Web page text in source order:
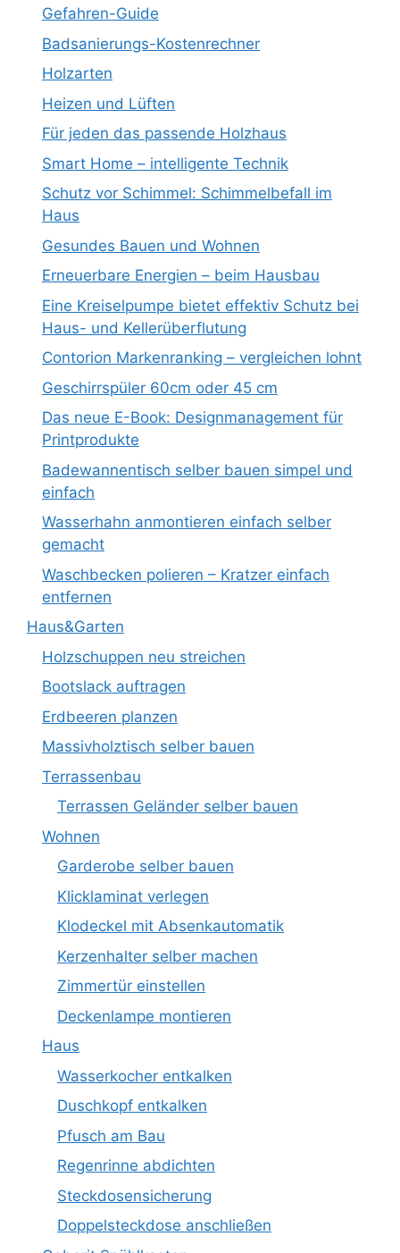
Gefahren-Guide
Badsanierungs-Kostenrechner
Holzarten
Heizen und Lüften
Für jeden das passende Holzhaus
Smart Home – intelligente Technik
Schutz vor Schimmel: Schimmelbefall im
Haus
Gesundes Bauen und Wohnen
Erneuerbare Energien – beim Hausbau
Eine Kreiselpumpe bietet effektiv Schutz bei
Haus- und Kellerüberflutung
Contorion Markenranking – vergleichen lohnt
Geschirrspüler 60cm oder 45 cm
Das neue E-Book: Designmanagement für
Printprodukte
Badewannentisch selber bauen simpel und
einfach
Wasserhahn anmontieren einfach selber
gemacht
Waschbecken polieren – Kratzer einfach
entfernen
Haus&Garten
Holzschuppen neu streichen
Bootslack auftragen
Erdbeeren planzen
Massivholztisch selber bauen
Terrassenbau
Terrassen Geländer selber bauen
Wohnen
Garderobe selber bauen
Klicklaminat verlegen
Klodeckel mit Absenkautomatik
Kerzenhalter selber machen
Zimmertür einstellen
Deckenlampe montieren
Haus
Wasserkocher entkalken
Duschkopf entkalken
Pfusch am Bau
Regenrinne abdichten
Steckdosensicherung
Doppelsteckdose anschließen